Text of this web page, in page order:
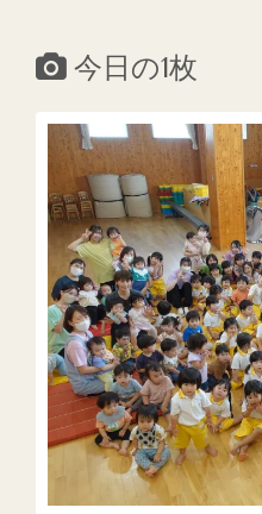
今日の1枚